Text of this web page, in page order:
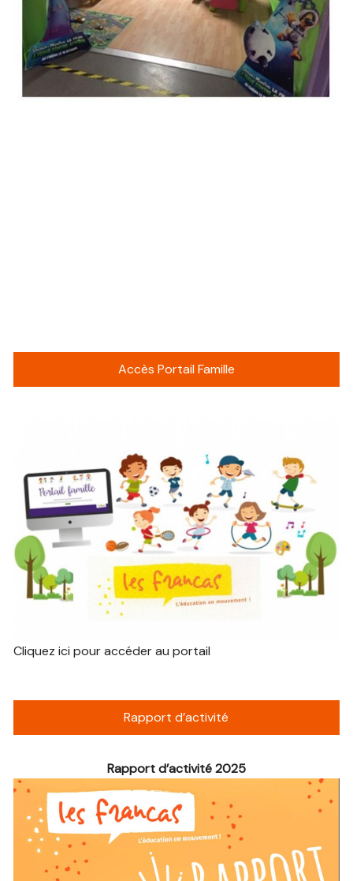
Accès Portail Famille
Cliquez ici pour accéder au portail
Rapport d’activité
Rapport d’activité 2025